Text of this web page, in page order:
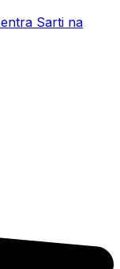
Sarti na